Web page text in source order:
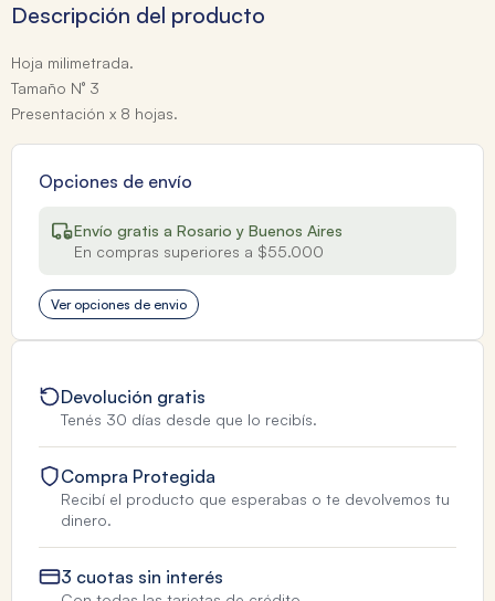
Descripción del producto
Hoja milimetrada.
Tamaño N° 3
Presentación x 8 hojas.
Opciones de envío
Envío gratis a Rosario y Buenos Aires
En compras superiores a $55.000
Ver opciones de envio
Devolución gratis
Tenés 30 días desde que lo recibís.
Compra Protegida
Recibí el producto que esperabas o te devolvemos tu
dinero.
3 cuotas sin interés